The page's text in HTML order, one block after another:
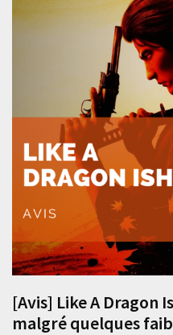
[Avis] Like A Dragon
malgré quelques